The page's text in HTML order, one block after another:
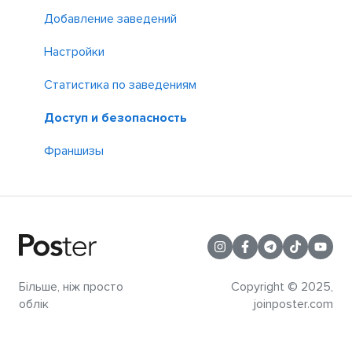
Оплаты и налоги
Прибыль и фудкост
Клиенты и доставка
Бронирование
Доставка и источники заказов
Настройки чеков
План зала
Оплата подписки
Другое оборудование
Устранение неполадок
Настройка сети и роутеров
Решение проблем
Добавление заведений
Настройки
Статистика по заведениям
Доступ и безопасность
Франшизы
Більше, ніж просто
облік
Copyright © 2025,
joinposter.com